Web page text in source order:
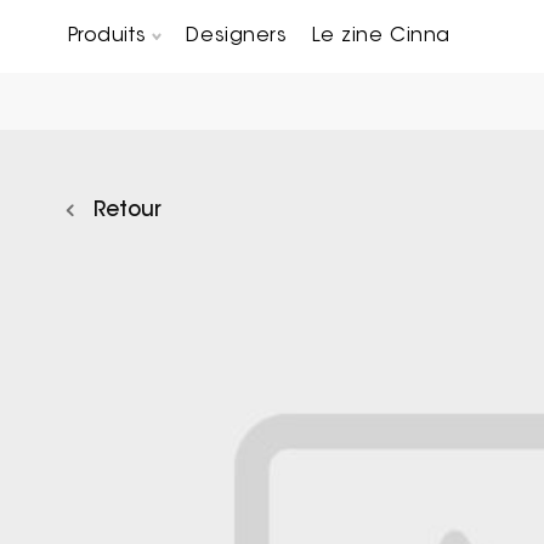
Produits Designers Le zine Cinna
Retour